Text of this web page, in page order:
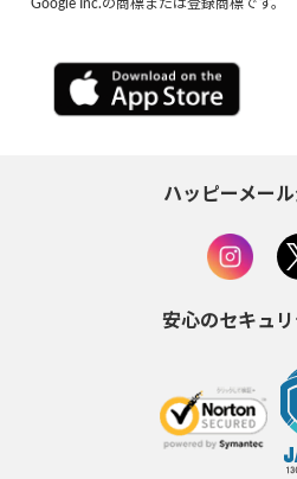
Google Inc.の商標または登録商標です。
ハッピーメー
安心のセキュ